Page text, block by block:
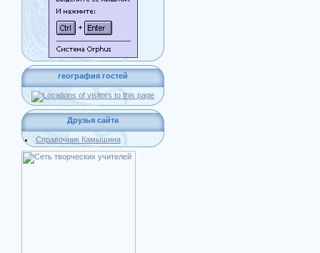
география гостей
Друзья сайта
Справочник Камышина